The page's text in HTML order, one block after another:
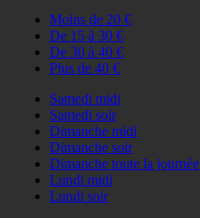
Moins de 20 €
De 15 à 30 €
De 30 à 40 €
Plus de 40 €
Samedi midi
Samedi soir
Dimanche midi
Dimanche soir
Dimanche toute la journée
Lundi midi
Lundi soir